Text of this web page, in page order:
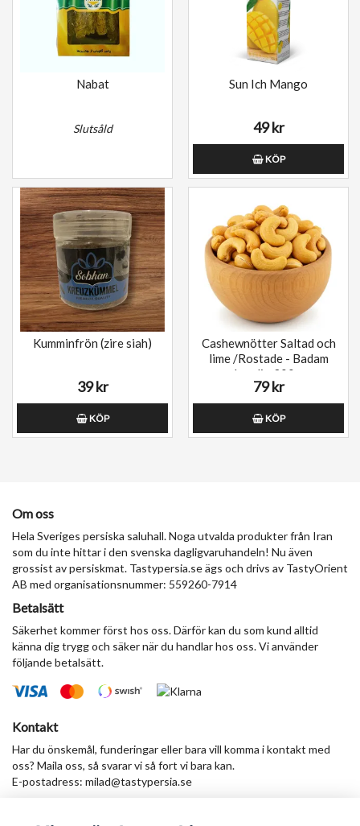
Nabat
Slutsåld
Sun Ich Mango
49 kr
KÖP
Kumminfrön (zire siah)
39 kr
KÖP
Cashewnötter Saltad och
lime /Rostade - Badam
hendi - 300g
79 kr
KÖP
Om oss
Hela Sveriges persiska saluhall. Noga utvalda produkter från Iran
som du inte hittar i den svenska dagligvaruhandeln! Nu även
grossist av persiskmat. Tastypersia.se ägs och drivs av TastyOrient
AB med organisationsnummer: 559260-7914
Betalsätt
Säkerhet kommer först hos oss. Därför kan du som kund alltid
känna dig trygg och säker när du handlar hos oss. Vi använder
följande betalsätt.
Kontakt
Har du önskemål, funderingar eller bara vill komma i kontakt med
oss? Maila oss, så svarar vi så fort vi bara kan.
E-postadress: milad@tastypersia.se